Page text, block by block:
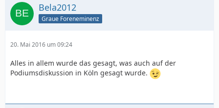
Bela2012
Graue Foreneminenz
20. Mai 2016 um 09:24
Alles in allem wurde das gesagt, was auch auf der
Podiumsdiskussion in Köln gesagt wurde.